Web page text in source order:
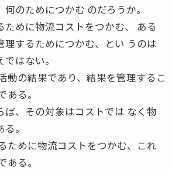
のためにつかむ のだろうか。
ために物流コストをつかむ、 ある
理するためにつかむ、とい うのは
はない。
動の結果であり、結果を管理するこ
ある。
ば、その対象はコストでは なく物
。
ために物流コストをつかむ、これ
ある。